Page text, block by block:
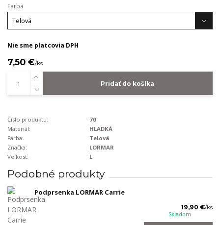
Farba
Nie sme platcovia DPH
7,50 €/ks
Pridať do košíka
Číslo produktu:
70
Materiál:
HLADKÁ
Farba:
Telová
Značka:
LORMAR
Veľkosť:
L
Podobné produkty
Podprsenka LORMAR Carrie
19,90 €/ks
Skladom